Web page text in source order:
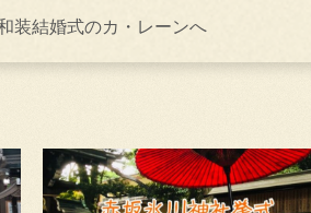
装結婚式のカ・レーンへ